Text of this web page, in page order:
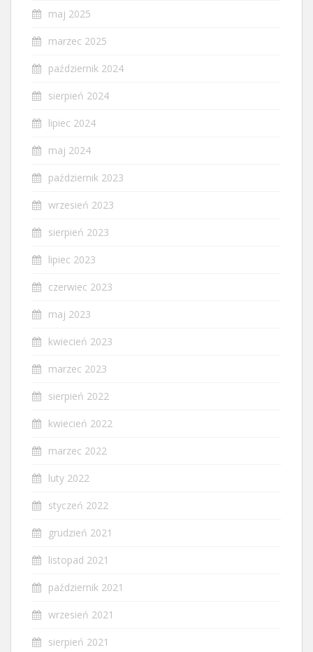
maj 2025
marzec 2025
październik 2024
sierpień 2024
lipiec 2024
maj 2024
październik 2023
wrzesień 2023
sierpień 2023
lipiec 2023
czerwiec 2023
maj 2023
kwiecień 2023
marzec 2023
sierpień 2022
kwiecień 2022
marzec 2022
luty 2022
styczeń 2022
grudzień 2021
listopad 2021
październik 2021
wrzesień 2021
sierpień 2021